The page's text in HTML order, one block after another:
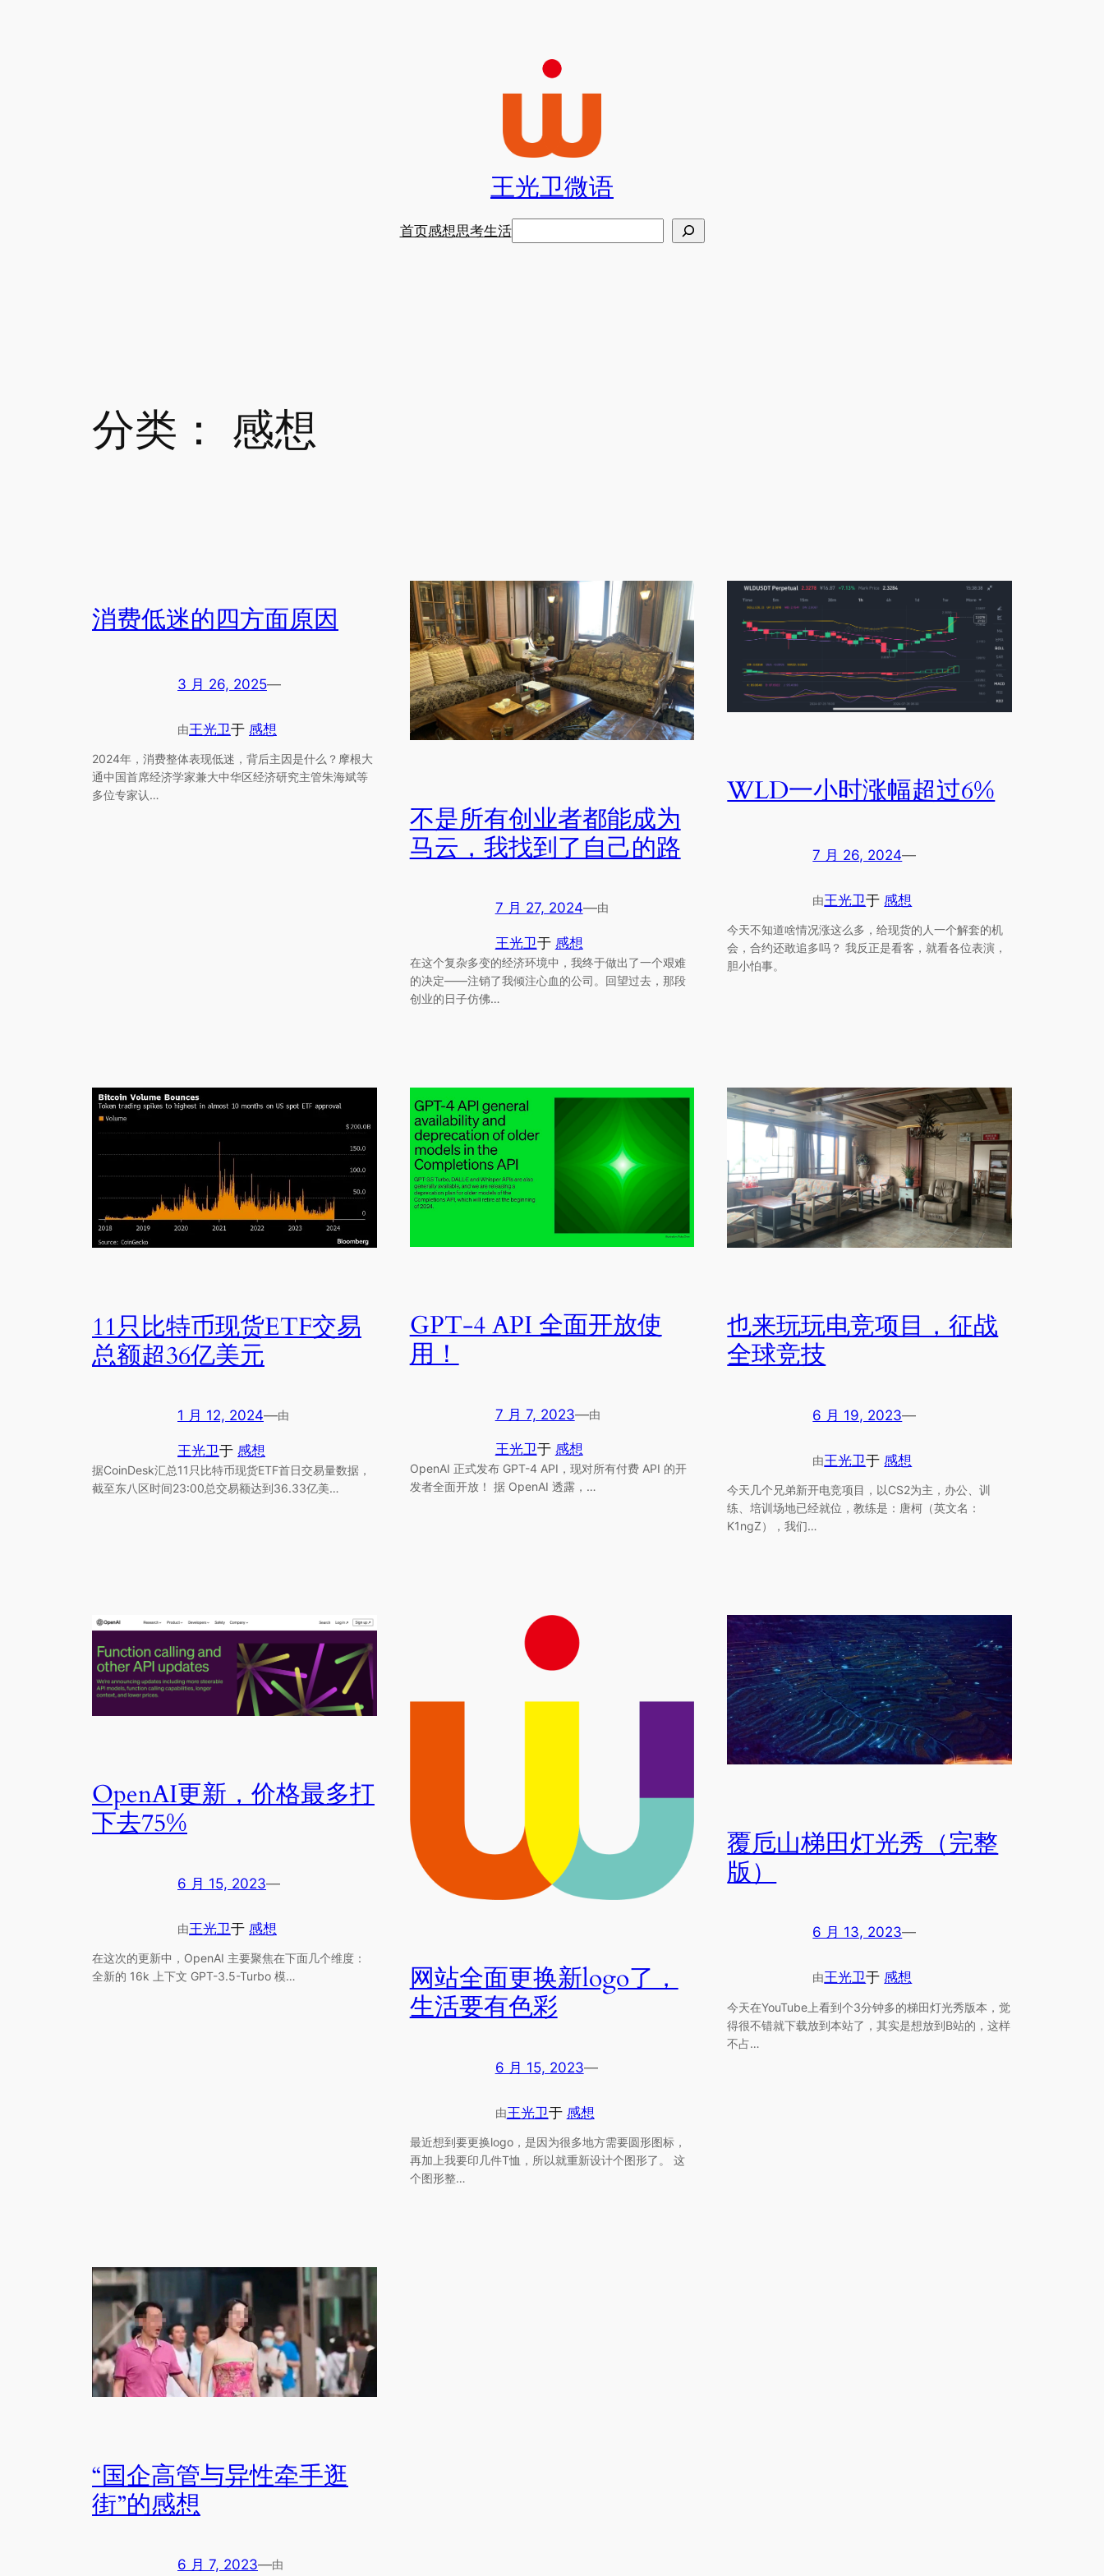
王光卫微语
首页感想思考生活搜
分类： 感想
消费低迷的四方面原因
3 月 26, 2025—
由王光卫于 感想
2024年，消费整体表现低迷，背后主因是什么？摩根大
通中国首席经济学家兼大中华区经济研究主管朱海斌等
多位专家认…
不是所有创业者都能成为
马云，我找到了自己的路
7 月 27, 2024—由
王光卫于 感想
在这个复杂多变的经济环境中，我终于做出了一个艰难
的决定——注销了我倾注心血的公司。回望过去，那段
创业的日子仿佛…
WLD一小时涨幅超过6%
7 月 26, 2024—
由王光卫于感想
今天不知道啥情况涨这么多，给现货的人一个解套的机
会，合约还敢追多吗？ 我反正是看客，就看各位表演，
胆小怕事。
11只比特币现货ETF交易
总额超36亿美元
1 月 12, 2024—由
王光卫于 感想
据CoinDesk汇总11只比特币现货ETF首日交易量数据，
截至东八区时间23:00总交易额达到36.33亿美…
GPT-4 API 全面开放使
用！
7 月 7, 2023—由
王光卫于 感想
OpenAI 正式发布 GPT-4 API，现对所有付费 API 的开
发者全面开放！ 据 OpenAI 透露，…
也来玩玩电竞项目，征战
全球竞技
6 月 19, 2023—
由王光卫于感想
今天几个兄弟新开电竞项目，以CS2为主，办公、训
练、培训场地已经就位，教练是：唐柯（英文名：
K1ngZ），我们…
OpenAI更新，价格最多打
下去75%
6 月 15, 2023—
由王光卫于 感想
在这次的更新中，OpenAI 主要聚焦在下面几个维度：
全新的 16k 上下文 GPT-3.5-Turbo 模…
网站全面更换新logo了，
生活要有色彩
6 月 15, 2023—
由王光卫于 感想
最近想到要更换logo，是因为很多地方需要圆形图标，
再加上我要印几件T恤，所以就重新设计个图形了。 这
个图形整…
覆卮山梯田灯光秀（完整
版）
6 月 13, 2023—
由王光卫于感想
今天在YouTube上看到个3分钟多的梯田灯光秀版本，觉
得很不错就下载放到本站了，其实是想放到B站的，这样
不占…
“国企高管与异性牵手逛
街”的感想
6 月 7, 2023—由